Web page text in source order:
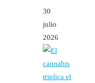
30
julio
2026